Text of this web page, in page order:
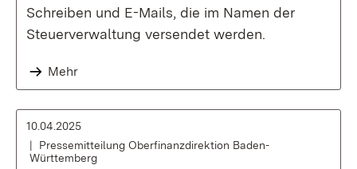
Schreiben und E-Mails, die im Namen der
Steuerverwaltung versendet werden.
Mehr
10.04.2025
Pressemitteilung Oberfinanzdirektion Baden-
Württemberg